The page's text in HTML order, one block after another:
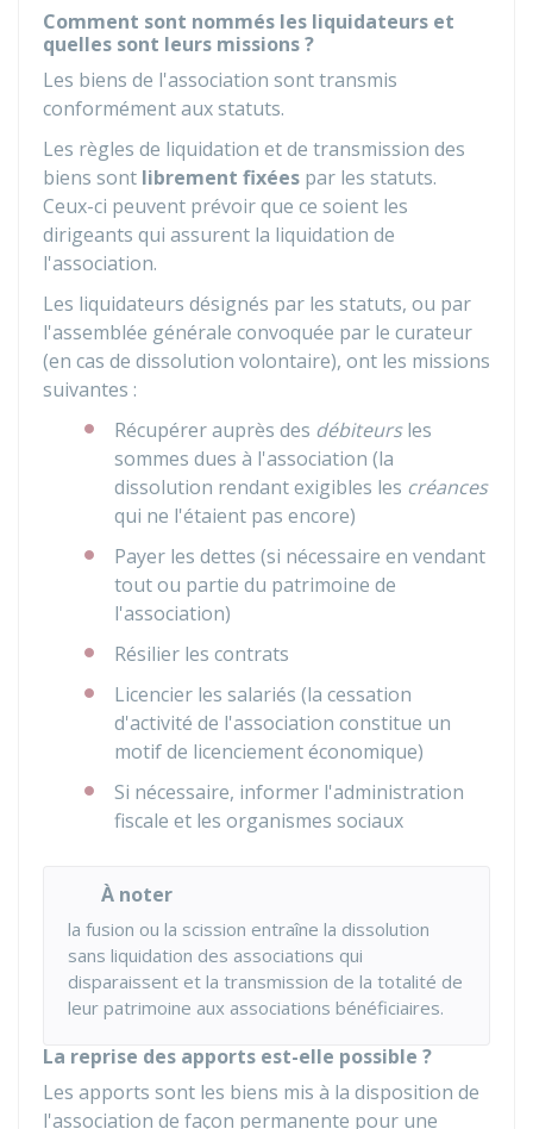
Comment sont nommés les liquidateurs et
quelles sont leurs missions ?
Les biens de l'association sont transmis
conformément aux statuts.
Les règles de liquidation et de transmission des
biens sont librement fixées par les statuts.
Ceux-ci peuvent prévoir que ce soient les
dirigeants qui assurent la liquidation de
l'association.
Les liquidateurs désignés par les statuts, ou par
l'assemblée générale convoquée par le curateur
(en cas de dissolution volontaire), ont les missions
suivantes :
Récupérer auprès des débiteursles
sommes dues à l'association (la
dissolution rendant exigibles les créances
qui ne l'étaient pas encore)
Payer les dettes (si nécessaire en vendant
tout ou partie du patrimoine de
l'association)
Résilier les contrats
Licencier les salariés (la cessation
d'activité de l'association constitue un
motif de licenciement économique)
Si nécessaire, informer l'administration
fiscale et les organismes sociaux
À noter
la fusion ou la scission entraîne la dissolution
sans liquidation des associations qui
disparaissent et la transmission de la totalité de
leur patrimoine aux associations bénéficiaires.
La reprise des apports est-elle possible ?
Les apports sont les biens mis à la disposition de
l'association de façon permanente pour une